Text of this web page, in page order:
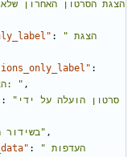
:
"הצגת
:
"הצגת התראות בלבד (אם ישנן): " ,
:
"סרטון הועלה על ידי
"`x` בשידור חי" ,
:
"העדפות